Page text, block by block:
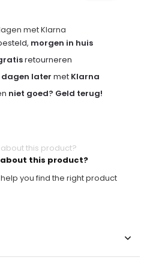
met Klarna
morgen in huis
retourneren
dagen later met Klarna
niet goed? Geld terug!
about this product?
you find the right product